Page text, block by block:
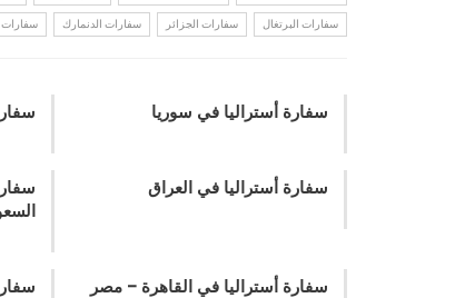
سفارات البرتغال سفارات الجزائر سفارات الدنمارك سفارات
سفارة أستراليا في سوريا
سفارة أستراليا في العراق
سفارة أستراليا في القاهرة – مصر